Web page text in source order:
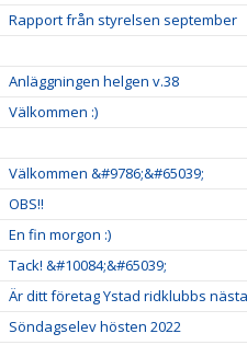
Rapport från styrelsen september
Anläggningen helgen v.38
Välkommen :)
Välkommen &#9786;&#65039;
OBS!!
En fin morgon :)
Tack! &#10084;&#65039;
Är ditt företag Ystad ridklubbs
Söndagselev hösten 2022